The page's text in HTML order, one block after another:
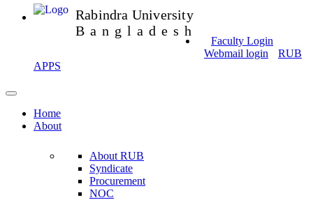
Rabindra University
Bangladesh
Faculty Login
Webmail login
RUB
APPS
Home
About
About RUB
Syndicate
Procurement
NOC